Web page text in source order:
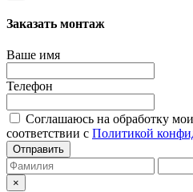
Заказать монтаж
Ваше имя
Телефон
Соглашаюсь на обработку
соответствии с Политикой
Отправить
×